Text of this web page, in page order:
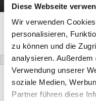
Diese Webseite
Wir verwenden
personalisieren,
zu können und die
analysieren.
Verwendung unserer
soziale Medien,
Partner führen diese
OKAPI L-Carnitine Plus
Vanaf € 45,12
Incl. 21% btw
250g
600g